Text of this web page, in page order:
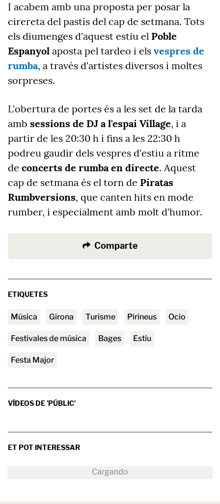
I acabem amb una proposta per posar la
cirereta del pastís del cap de setmana. Tots
els diumenges d'aquest estiu el Poble
Espanyol aposta pel tardeo i els vespres de
rumba, a través d'artistes diversos i moltes
sorpreses.
L'obertura de portes és a les set de la tarda
amb sessions de DJ a l'espai Village, i a
partir de les 20:30 h i fins a les 22:30 h
podreu gaudir dels vespres d'estiu a ritme
de concerts de rumba en directe. Aquest
cap de setmana és el torn de Piratas
Rumbversions, que canten hits en mode
rumber, i especialment amb molt d'humor.
Comparte
ETIQUETES
Música Girona turisme Pirineus ocio
festivales de música Bages estiu
Festa Major
VÍDEOS DE 'PÚBLIC'
ET POT INTERESSAR